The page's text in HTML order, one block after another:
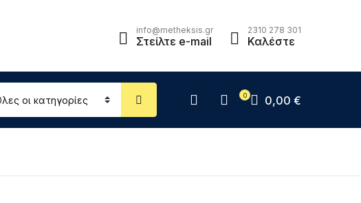
info@metheksis.gr
Στείλτε e-mail
2310 278 301
Καλέστε
0 0,00 €